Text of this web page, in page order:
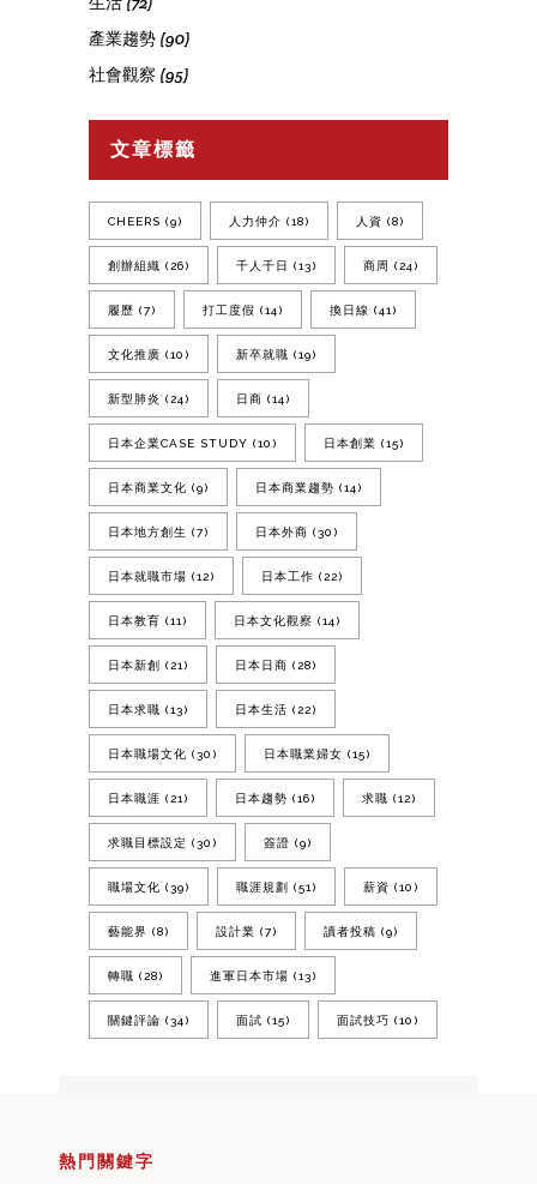
產業趨勢 (90)
社會觀察 (95)
文章標籤
CHEERS (9) 人力仲介 (18) 人資 (8)
創辦組織 (26) 千人千日 (13) 商周 (24)
履歷 (7) 打工度假 (14) 換日線 (41)
文化推廣 (10) 新卒就職 (19)
新型肺炎 (24) 日商 (14)
日本企業CASE STUDY (10) 日本創業 (15)
日本商業文化 (9) 日本商業趨勢 (14)
日本地方創生 (7) 日本外商 (30)
日本就職市場 (12) 日本工作 (22)
日本教育 (11) 日本文化觀察 (14)
日本新創 (21) 日本日商 (28)
日本求職 (13) 日本生活 (22)
日本職場文化 (30) 日本職業婦女 (15)
日本職涯 (21) 日本趨勢 (16) 求職 (12)
求職目標設定 (30) 簽證 (9)
職場文化 (39) 職涯規劃 (51) 薪資 (10)
藝能界 (8) 設計業 (7) 讀者投稿 (9)
轉職 (28) 進軍日本市場 (13)
關鍵評論 (34) 面試 (15) 面試技巧 (10)
熱門關鍵字